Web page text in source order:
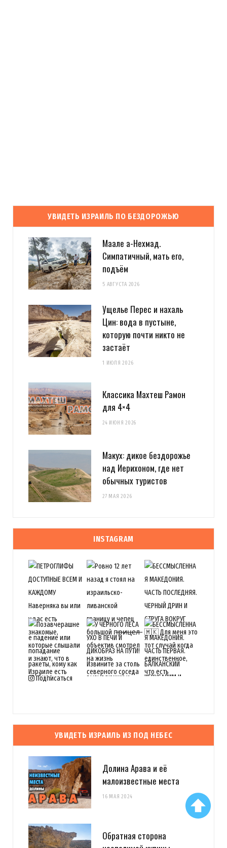
УВИДЕТЬ ИЗРАИЛЬ ПО БЕЗДОРОЖЬЮ
Маале а-Нехмад.
Симпатичный, мать его,
подъём
5 АВГУСТА 2026
Ущелье Перес и нахаль
Цин: вода в пустыне,
которую почти никто не
застаёт
1 ИЮЛЯ 2026
Классика Махтеш Рамон
для 4×4
24 ИЮНЯ 2026
Макух: дикое бездорожье
над Иерихоном, где нет
обычных туристов
27 МАЯ 2026
INSTAGRAM
Подписаться
УВИДЕТЬ ИЗРАИЛЬ ИЗ ПОД НЕБЕС
Долина Арава и её
малоизвестные места
16 МАЯ 2024
Обратная сторона